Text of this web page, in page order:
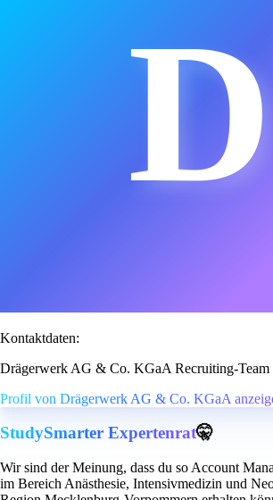
D
Kontaktdaten:
Drägerwerk AG & Co. KGaA Recruiting-Team
Profil von Drägerwerk AG & Co. KGaA
StudySmarter Expertenrat🤫
Wir sind der Meinung, dass du so Account
im Bereich Anästhesie, Intensivmedizin und